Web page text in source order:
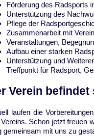
Förderung des Radsports
Unterstützung des
Pflege der
Zusammenarbeit mit
Veranstaltungen,
Aufbau einer starken
Unterstützung und
Treffpunkt für Radsport,
Verein
laufen die
Schon jetzt freuen
gemeinsam mit uns zu